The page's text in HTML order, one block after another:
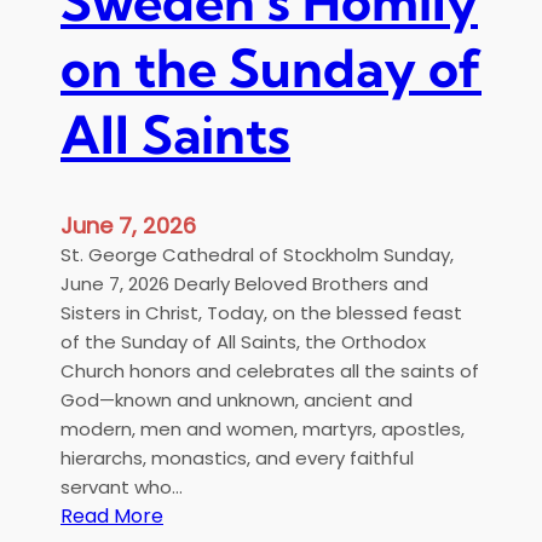
a
n
C
l
e
a
s
o
f
S
w
e
d
e
n
’
on the Sunday of
All Saints
June 7, 2026
St. George Cathedral of Stockholm Sunday,
June 7, 2026 Dearly Beloved Brothers and
Sisters in Christ, Today, on the blessed feast
of the Sunday of All Saints, the Orthodox
Church honors and celebrates all the saints of
God—known and unknown, ancient and
modern, men and women, martyrs, apostles,
hierarchs, monastics, and every faithful
servant who…
Read More: